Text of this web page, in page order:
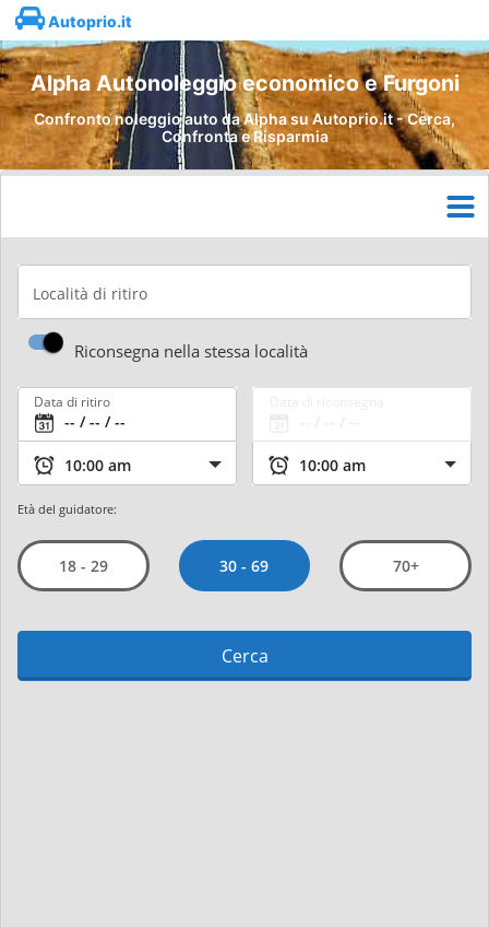
Autoprio.it
Alpha Autonoleggio economico e Furgoni
Confronto noleggio auto da Alpha su Autoprio.it - Cerca,
Confronta e Risparmia
Località di ritiro
Riconsegna nella stessa località
Data di ritiro
Età del guidatore:
18 - 29 30 - 69 70+
Cerca